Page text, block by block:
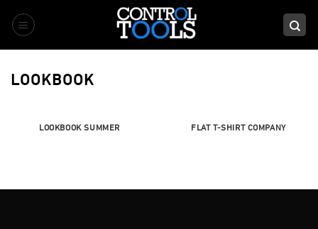
LOOKBOOK
LOOKBOOK SUMMER FLAT T-SHIRT COMPANY